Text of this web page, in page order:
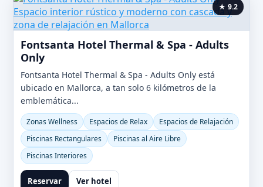
★ 9.2
Fontsanta Hotel Thermal & Spa - Adults
Only
Fontsanta Hotel Thermal & Spa - Adults Only está
ubicado en Mallorca, a tan solo 6 kilómetros de la
emblemática...
Zonas Wellness Espacios de Relax
Espacios de Relajación
Piscinas Rectangulares
Piscinas al Aire Libre
Piscinas Interiores
Reservar Ver hotel